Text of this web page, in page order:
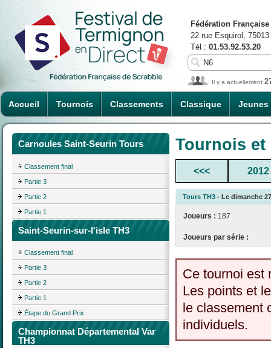
Accueil Tournois Classements Classique Jeunes
Fédération
22 rue Esquirol,
Tél : 01.53.92.53.20
Il y a actuellement
Carnoules Saint-Seurin Tours
Classement final
Partie 3
Partie 2
Partie 1
Saint-Seurin-sur-l'isle TH3
Classement final
Partie 3
Partie 2
Partie 1
Étape du Grand Prix
Championnat Départemental Var
TH3
Tournois
<<< 2012
Tours TH3 - Le dimanche
Joueurs : 187
Joueurs par série :
Ce tournoi est
Les points et
le classement
individuels.